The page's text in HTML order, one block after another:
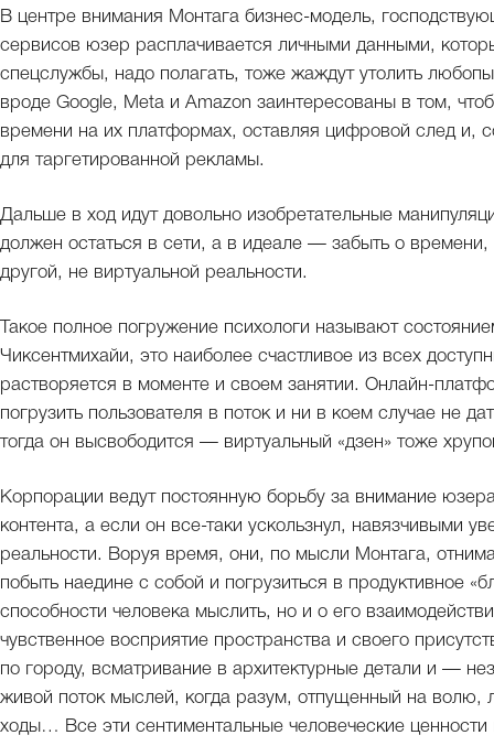
В центре внимания Монтага бизнес-модель,
сервисов юзер расплачивается личными данными,
спецслужбы, надо полагать, тоже жаждут утолить
вроде Google, Meta и Amazon заинтересованы в том,
времени на их платформах, оставляя цифровой след и,
для таргетированной рекламы.
Дальше в ход идут довольно изобретательные
должен остаться в сети, а в идеале — забыть о
другой, не виртуальной реальности.
Такое полное погружение психологи называют
Чиксентмихайи, это наиболее счастливое из всех
растворяется в моменте и своем занятии. Онлайн-
погрузить пользователя в поток и ни в коем случае не
тогда он высвободится — виртуальный «дзен» тоже
Корпорации ведут постоянную борьбу за внимание
контента, а если он все-таки ускользнул, навязчивыми
реальности. Воруя время, они, по мысли Монтага,
побыть наедине с собой и погрузиться в продуктивное
способности человека мыслить, но и о его
чувственное восприятие пространства и своего
по городу, всматривание в архитектурные детали и —
живой поток мыслей, когда разум, отпущенный на волю,
ходы… Все эти сентиментальные человеческие